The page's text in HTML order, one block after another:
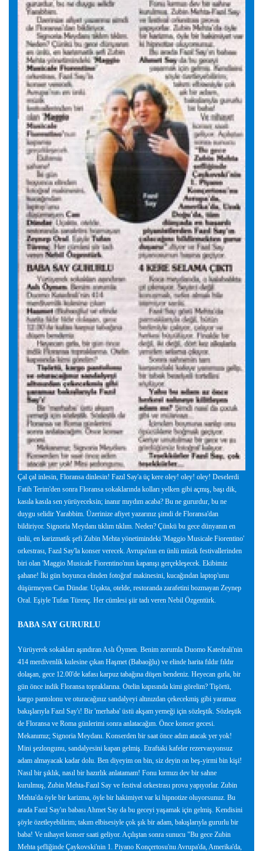
Çal çal inlesin, Floransa dinlesin! Fazıl Say'a üç kere oley! oley! oley! Deselerdi
Fatih Terim'den sonra Floransa sokaklarında kolları yelken gibi açmış, başı dik,
kasıla kasıla sen yürüyeceksin; inanır mıydım acaba? Bu ne gururdur, bu ne
duygu selidir Yarabbim. Üzerinize afiyet yazarınız şimdi de Floransa'dan
bildiriyor. Signoria Meydanı tıklım tıklım. Neden? Çünkü bu gece dünyanın en
ünlü, en karizmatik şefi Zubin Mehta yönetimindeki 'Maggio Musicale Fiorentino'
orkestrası, Fazıl Say'la konser verecek. Avrupa'nın en ünlü müzik festivallerinden
biri olan 'Maggio Musicale Fiorentino'nun kapanışı gerçekleşecek. Ekibimiz
şahane! İki gün boyunca elinden fotoğraf makinesini, kucağından laptop'unu
düşürmeyen Can Dündar. Uçakta, otelde, restoranda zarafetini bozmayan Zeynep
Oral. Eşiyle Tufan Türenç. Her cümlesi şiir tadı veren Nebil Özgentürk.
BABA SAY GURURLU
Yürüyerek sokakları aşındıran Aslı Öymen. Benim zorumla Duomo Katedrali'nin
414 merdivenlik kulesine çıkan Haşmet (Babaoğlu) ve elinde harita fıldır fıldır
dolaşan, gece 12.00'de kafası karpuz tabağına düşen bendeniz. Heyecan gırla, bir
gün önce indik Floransa topraklarına. Otelin kapısında kimi görelim? Tişörtü,
kargo pantolonu ve oturacağınız sandalyeyi altınızdan çekecekmiş gibi yaramaz
bakışlarıyla Fazıl Say'ı! Bir 'merhaba' üstü akşam yemeği için sözleştik. Sözleştik
de Floransa ve Roma günlerimi sonra anlatacağım. Önce konser gecesi.
Mekanımız; Signoria Meydanı. Konserden bir saat önce adım atacak yer yok!
Mini şezlongunu, sandalyesini kapan gelmiş. Etraftaki kafeler rezervasyonsuz
adam almayacak kadar dolu. Ben diyeyim on bin, siz deyin on beş-yirmi bin kişi!
Nasıl bir şıklık, nasıl bir hazırlık anlatamam! Fonu kırmızı dev bir sahne
kurulmuş, Zubin Mehta-Fazıl Say ve festival orkestrası prova yapıyorlar. Zubin
Mehta'da öyle bir karizma, öyle bir hakimiyet var ki hipnotize oluyorsunuz. Bu
arada Fazıl Say'ın babası Ahmet Say da bu geceyi yaşamak için gelmiş. Kendisini
şöyle özetleyebilirim; takım elbisesiyle çok şık bir adam, bakışlarıyla gururlu bir
baba! Ve nihayet konser saati geliyor. Açılıştan sonra sunucu "Bu gece Zubin
Mehta şefliğinde Çaykovski'nin 1. Piyano Konçertosu'nu Avrupa'da, Amerika'da,